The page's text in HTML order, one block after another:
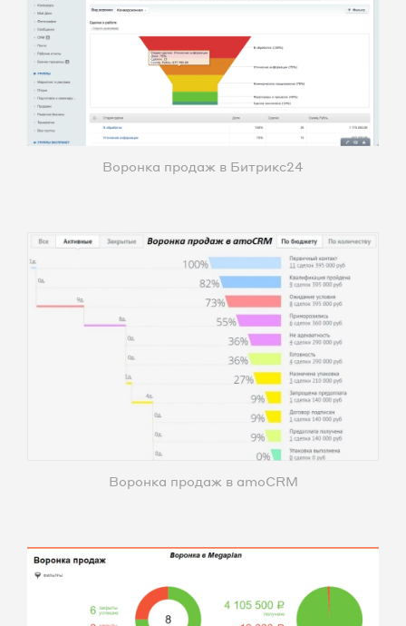
Воронка продаж в Битрикс24
Воронка продаж в amoCRM